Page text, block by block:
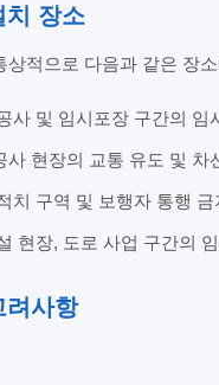
치 장소
상적으로 다음과 같은 장
사 및 임시포장 구간의 임
사 현장의 교통 유도 및 차
치 구역 및 보행자 통행 금
현장, 도로 사업 구간의
려사항